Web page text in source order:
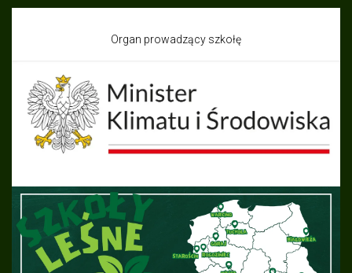
Organ prowadzący szkołę